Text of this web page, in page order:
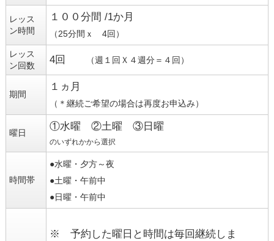
レッス
ン時間
１００分間 /1か月
（25分間ｘ 4回）
レッス
ン回数
4回 （週１回Ｘ４週分＝４回）
期間
１ヵ月
（＊継続ご希望の場合は再度お申込み）
曜日
①水曜 ②土曜 ③日曜
のいずれかから選択
時間帯
●水曜・夕方～夜
●土曜・午前中
●日曜・午前中
※ 予約した曜日と時間は毎回継続しま